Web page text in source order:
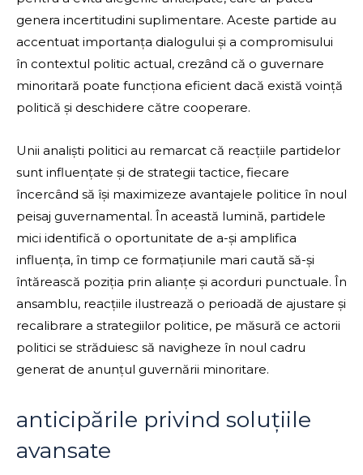
genera incertitudini suplimentare. Aceste partide au
accentuat importanța dialogului și a compromisului
în contextul politic actual, crezând că o guvernare
minoritară poate funcționa eficient dacă există voință
politică și deschidere către cooperare.
Unii analiști politici au remarcat că reacțiile partidelor
sunt influențate și de strategii tactice, fiecare
încercând să își maximizeze avantajele politice în noul
peisaj guvernamental. În această lumină, partidele
mici identifică o oportunitate de a-și amplifica
influența, în timp ce formațiunile mari caută să-și
întărească poziția prin alianțe și acorduri punctuale. În
ansamblu, reacțiile ilustrează o perioadă de ajustare și
recalibrare a strategiilor politice, pe măsură ce actorii
politici se străduiesc să navigheze în noul cadru
generat de anunțul guvernării minoritare.
anticipările privind soluțiile
avansate